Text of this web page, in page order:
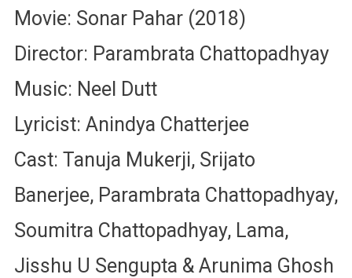
Movie: Sonar Pahar (2018)
Director: Parambrata Chattopadhyay
Music: Neel Dutt
Lyricist: Anindya Chatterjee
Cast: Tanuja Mukerji, Srijato
Banerjee, Parambrata Chattopadhyay,
Soumitra Chattopadhyay, Lama,
Jisshu U Sengupta & Arunima Ghosh